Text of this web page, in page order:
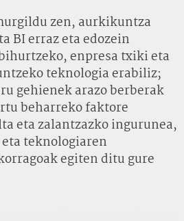
zen, aurkikuntza
BI erraz eta edozein
enpresa txiki eta
teknologia erabiliz;
gehienek arazo berberak
beharreko faktore
eta zalantzazko ingurunea,
teknologiaren
egiten ditu gure